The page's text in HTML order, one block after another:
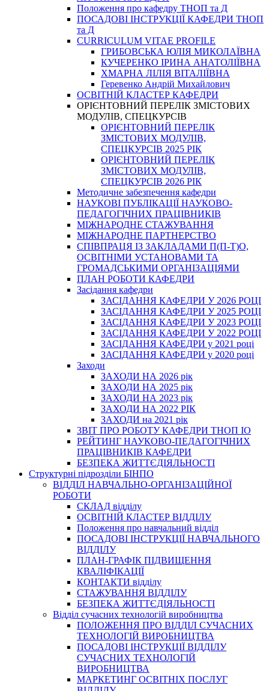
Положення про кафедру ТНОП та Д
ПОСАДОВІ ІНСТРУКЦІЇ КАФЕДРИ ТНОП
та Д
CURRICULUM VITAE PROFILE
ГРИБОВСЬКА ЮЛІЯ МИКОЛАЇВНА
КУЧЕРЕНКО ІРИНА АНАТОЛІЇВНА
ХМАРНА ЛІЛІЯ ВІТАЛІЇВНА
Геревенко Андрій Михайлович
ОСВІТНІЙ КЛАСТЕР КАФЕДРИ
ОРІЄНТОВНИЙ ПЕРЕЛІК ЗМІСТОВИХ
МОДУЛІВ, СПЕЦКУРСІВ
ОРІЄНТОВНИЙ ПЕРЕЛІК
ЗМІСТОВИХ МОДУЛІВ,
СПЕЦКУРСІВ 2025 РІК
ОРІЄНТОВНИЙ ПЕРЕЛІК
ЗМІСТОВИХ МОДУЛІВ,
СПЕЦКУРСІВ 2026 РІК
Методичне забезпечення кафедри
НАУКОВІ ПУБЛІКАЦІЇ НАУКОВО-
ПЕДАГОГІЧНИХ ПРАЦІВНИКІВ
МІЖНАРОДНЕ СТАЖУВАННЯ
МІЖНАРОДНЕ ПАРТНЕРСТВО
СПІВПРАЦЯ ІЗ ЗАКЛАДАМИ П(П-Т)О,
ОСВІТНІМИ УСТАНОВАМИ ТА
ГРОМАДСЬКИМИ ОРГАНІЗАЦІЯМИ
ПЛАН РОБОТИ КАФЕДРИ
Засідання кафедри
ЗАСІДАННЯ КАФЕДРИ У 2026 РОЦІ
ЗАСІДАННЯ КАФЕДРИ У 2025 РОЦІ
ЗАСІДАННЯ КАФЕДРИ У 2023 РОЦІ
ЗАСІДАННЯ КАФЕДРИ У 2022 РОЦІ
ЗАСІДАННЯ КАФЕДРИ у 2021 році
ЗАСІДАННЯ КАФЕДРИ у 2020 році
Заходи
ЗАХОДИ НА 2026 рік
ЗАХОДИ НА 2025 рік
ЗАХОДИ НА 2023 рік
ЗАХОДИ НА 2022 РІК
ЗАХОДИ на 2021 рік
3BIT ПРО РОБОТУ КАФЕДРИ ТНОП ІО
РЕЙТИНГ НАУКОВО-ПЕДАГОГІЧНИХ
ПРАЦІВНИКІВ КАФЕДРИ
БЕЗПЕКА ЖИТТЄДІЯЛЬНОСТІ
Структурні підрозділи БІНПО
ВІДДІЛ НАВЧАЛЬНО-ОРГАНІЗАЦІЙНОЇ
РОБОТИ
СКЛАД відділу
ОСВІТНІЙ КЛАСТЕР ВІДДІЛУ
Положення про навчальний вiддiл
ПОСАДОВІ ІНСТРУКЦІЇ НАВЧАЛЬНОГО
ВІДДІЛУ
ПЛАН-ГРАФІК ПІДВИЩЕННЯ
КВАЛІФІКАЦІЇ
КОНТАКТИ відділу
СТАЖУВАННЯ ВІДДІЛУ
БЕЗПЕКА ЖИТТЄДІЯЛЬНОСТІ
Відділ сучасних технологій виробництва
ПОЛОЖЕННЯ ПРО ВІДДІЛ СУЧАСНИХ
ТЕХНОЛОГІЙ ВИРОБНИЦТВА
ПОСАДОВІ ІНСТРУКЦІЇ ВІДДІЛУ
СУЧАСНИХ ТЕХНОЛОГІЙ
ВИРОБНИЦТВА
МАРКЕТИНГ ОСВІТНІХ ПОСЛУГ